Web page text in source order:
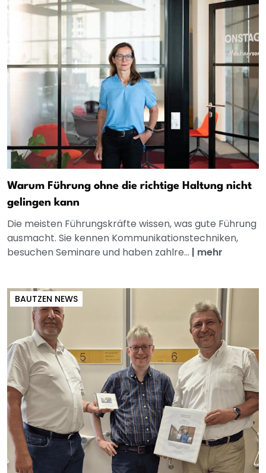
Warum Führung ohne die richtige Haltung nicht
gelingen kann
Die meisten Führungskräfte wissen, was gute Führung
ausmacht. Sie kennen Kommunikationstechniken,
besuchen Seminare und haben zahlre... | mehr
BAUTZEN NEWS